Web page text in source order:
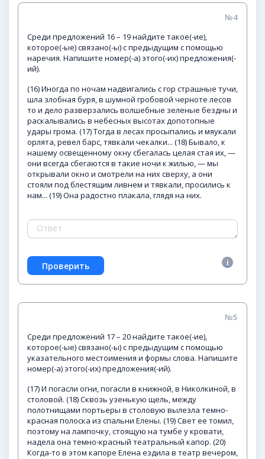
№4
Среди предложений 16 – 19 найдите такое(-ие),
которое(-ые) связано(-ы) с предыдущим с помощью
наречия. Напишите номер(-а) этого(-их) предложения(-
ий).
(16) Иногда по ночам надвигались с гор страшные тучи,
шла злобная буря, в шумной гробовой черноте лесов
то и дело разверзались волшебные зеленые бездны и
раскалывались в небесных высотах допотопные
удары грома. (17) Тогда в лесах просыпались и мяукали
орлята, ревел барс, тявкали чекалки... (18) Бывало, к
нашему освещенному окну сбегалась целая стая их, —
они всегда сбегаются в такие ночи к жилью, — мы
открывали окно и смотрели на них сверху, а они
стояли под блестящим ливнем и тявкали, просились к
нам... (19) Она радостно плакала, глядя на них.
№5
Среди предложений 17 – 20 найдите такое(-ие),
которое(-ые) связано(-ы) с предыдущим с помощью
указательного местоимения и формы слова. Напишите
номер(-а) этого(-их) предложения(-ий).
(17) И погасли огни, погасли в книжной, в Николкиной, в
столовой. (18) Сквозь узенькую щель, между
полотнищами портьеры в столовую вылезла темно-
красная полоска из спальни Елены. (19) Свет ее томил,
поэтому на лампочку, стоящую на тумбе у кровати,
надела она темно-красный театральный капор. (20)
Когда-то в этом капоре Елена ездила в театр вечером,